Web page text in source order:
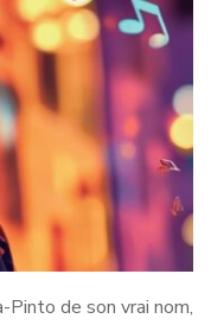
Pinto de son vrai nom,